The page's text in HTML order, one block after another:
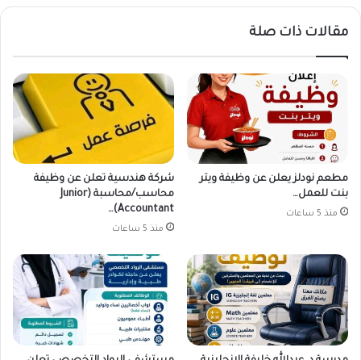
مقالات ذات صلة
مطعم نودلز يعلن عن وظيفة ويتر
بنت للعمل…
منذ 5 ساعات
شركة هندسية تعلن عن وظيفة
محاسب/محاسبة (Junior
Accountant)…
منذ 5 ساعات